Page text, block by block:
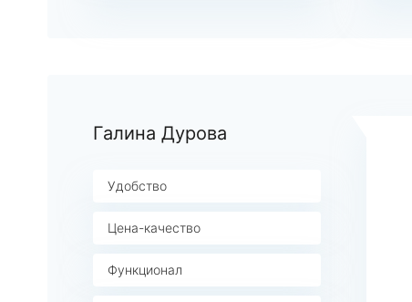
Галина Дурова
Удобство
Цена-качество
Функционал